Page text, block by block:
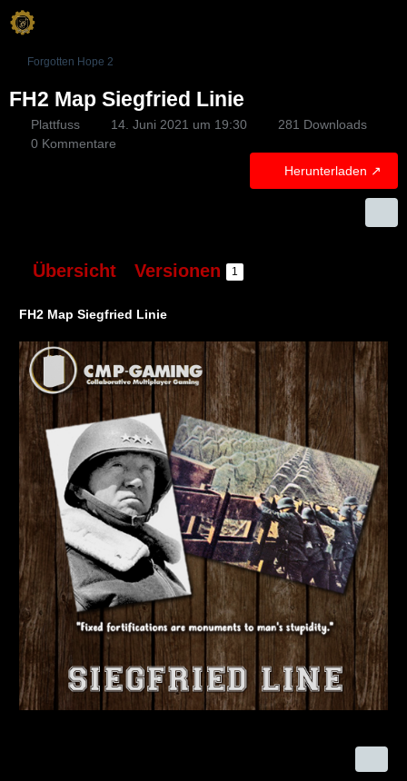
Forgotten Hope 2
FH2 Map Siegfried Linie
Plattfuss 14. Juni 2021 um 19:30
281 Downloads
0 Kommentare
Herunterladen
Übersicht Versionen 1
FH2 Map Siegfried Linie